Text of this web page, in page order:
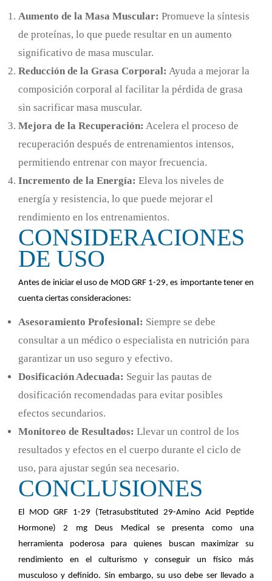
Aumento de la Masa Muscular: Promueve la síntesis
de proteínas, lo que puede resultar en un aumento
significativo de masa muscular.
Reducción de la Grasa Corporal: Ayuda a mejorar la
composición corporal al facilitar la pérdida de grasa
sin sacrificar masa muscular.
Mejora de la Recuperación: Acelera el proceso de
recuperación después de entrenamientos intensos,
permitiendo entrenar con mayor frecuencia.
Incremento de la Energía: Eleva los niveles de
energía y resistencia, lo que puede mejorar el
rendimiento en los entrenamientos.
CONSIDERACIONES
DE USO
Antes de iniciar el uso de MOD GRF 1-29, es importante tener en
cuenta ciertas consideraciones:
Asesoramiento Profesional: Siempre se debe
consultar a un médico o especialista en nutrición para
garantizar un uso seguro y efectivo.
Dosificación Adecuada: Seguir las pautas de
dosificación recomendadas para evitar posibles
efectos secundarios.
Monitoreo de Resultados: Llevar un control de los
resultados y efectos en el cuerpo durante el ciclo de
uso, para ajustar según sea necesario.
CONCLUSIONES
El MOD GRF 1-29 (Tetrasubstituted 29-Amino Acid Peptide
Hormone) 2 mg Deus Medical se presenta como una
herramienta poderosa para quienes buscan maximizar su
rendimiento en el culturismo y conseguir un físico más
musculoso y definido. Sin embargo, su uso debe ser llevado a